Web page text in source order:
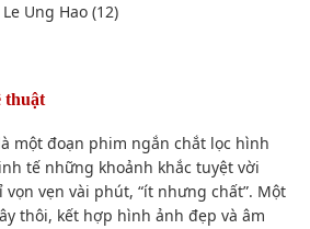
thuật
một đoạn phim ngắn chắt lọc hình
tế những khoảnh khắc tuyệt vời
vẹn vài phút, “ít nhưng chất”. Một
thôi, kết hợp hình ảnh đẹp và âm